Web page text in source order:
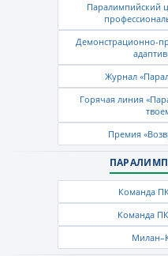
Паралимпийский
Демонстрационно-
Журнал
Горячая линия
Премия
Команда
Команда